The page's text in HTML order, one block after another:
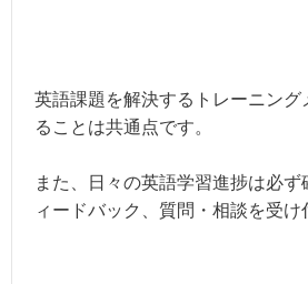
英語課題を解決するトレーニング
ることは共通点です。
また、日々の英語学習進捗は必ず
ィードバック、質問・相談を受け